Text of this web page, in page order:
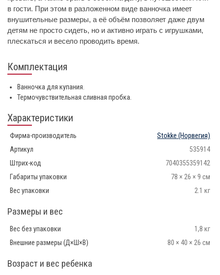
в гости. При этом в разложенном виде ванночка имеет
внушительные размеры, а её объём позволяет даже двум
детям не просто сидеть, но и активно играть с игрушками,
плескаться и весело проводить время.
Комплектация
Ванночка для купания.
Термочувствительная сливная пробка.
Характеристики
Фирма-производитель Stokke (Норвегия)
Артикул
535914
Штрих-код
7040355359142
Габариты упаковки
78 × 26 × 9 см
Вес упаковки
2.1 кг
Размеры и вес
Вес без упаковки
1,8 кг
Внешние размеры (Д×Ш×В)
80 × 40 × 26 см
Возраст и вес ребенка